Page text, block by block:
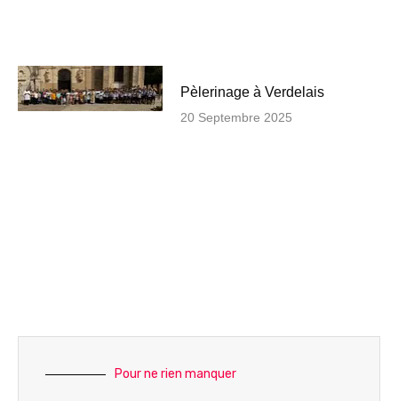
Pèlerinage à Verdelais
20 Septembre 2025
Pour ne rien manquer